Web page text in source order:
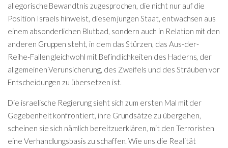
allegorische Bewandtnis zugesprochen, die nicht nur auf die
Position Israels hinweist, diesem jungen Staat, entwachsen aus
einem absonderlichen Blutbad, sondern auch in Relation mit den
anderen Gruppen steht, in dem das Stürzen, das Aus-der-
Reihe-Fallen gleichwohl mit Befindlichkeiten des Haderns, der
allgemeinen Verunsicherung, des Zweifels und des Sträuben vor
Entscheidungen zu übersetzen ist.
Die israelische Regierung sieht sich zum ersten Mal mit der
Gegebenheit konfrontiert, ihre Grundsätze zu übergehen,
scheinen sie sich nämlich bereitzuerklären, mit den Terroristen
eine Verhandlungsbasis zu schaffen. Wie uns die Realität